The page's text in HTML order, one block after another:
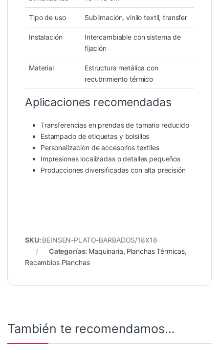
Tipo de uso Sublimación, vinilo textil, transfer
Instalación
Intercambiable con sistema de
fijación
Material
Estructura metálica con
recubrimiento térmico
Aplicaciones recomendadas
Transferencias en prendas de tamaño reducido
Estampado de etiquetas y bolsillos
Personalización de accesorios textiles
Impresiones localizadas o detalles pequeños
Producciones diversificadas con alta precisión
SKU: BEINSEN-PLATO-BARBADOS/18X18
Categorías: Maquinaria, Planchas Térmicas,
Recambios Planchas
También te recomendamos…